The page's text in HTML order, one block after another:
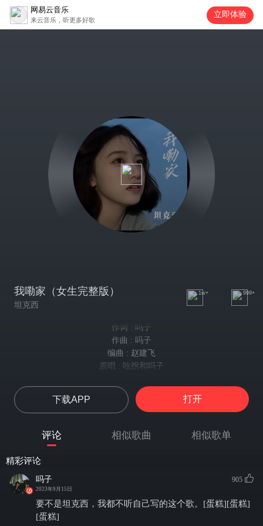
网易云音乐
来云音乐，听更多好歌
立即体验
我嘞家（女生完整版）
坦克西
1w+ 999+
作词 : 吗子
作曲 : 吗子
编曲 : 赵建飞
原唱 : 吆拐和吗子
混音 : 徐志明
我嘞家 在啊个山喀喀头
不像只城兜勒 尽是塑料的味道
钢筋和水泥
我嘞家 在啊个山喀喀头
下载APP 打开
评论 相似歌曲 相似歌单
精彩评论
吗子
2023年9月15日
905
要不是坦克西，我都不听自己写的这个歌。[蛋糕][蛋糕]
[蛋糕]